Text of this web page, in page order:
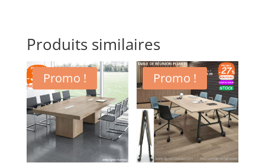
Produits similaires
Promo ! Promo !